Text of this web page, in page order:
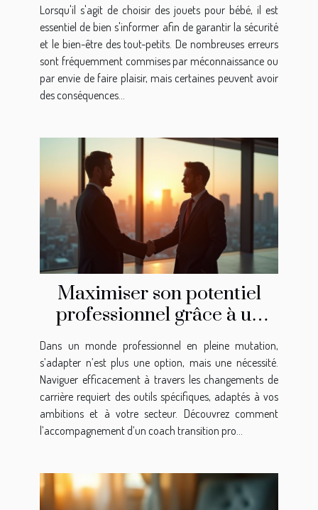
Lorsqu'il s'agit de choisir des jouets pour bébé, il est
essentiel de bien s'informer afin de garantir la sécurité
et le bien-être des tout-petits. De nombreuses erreurs
sont fréquemment commises par méconnaissance ou
par envie de faire plaisir, mais certaines peuvent avoir
des conséquences...
Maximiser son potentiel
professionnel grâce à un
coach transition pro
Dans un monde professionnel en pleine mutation,
s’adapter n’est plus une option, mais une nécessité.
Naviguer efficacement à travers les changements de
carrière requiert des outils spécifiques, adaptés à vos
ambitions et à votre secteur. Découvrez comment
l’accompagnement d’un coach transition pro...